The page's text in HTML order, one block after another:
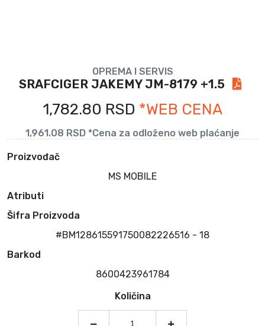
OPREMA I SERVIS
SRAFCIGER JAKEMY JM-8179 +1.5
1,782.80 RSD *WEB CENA
1,961.08 RSD *Cena za odloženo web plaćanje
Proizvođač
MS MOBILE
Atributi
Šifra Proizvoda
#BM128615591750082226516 - 18
Barkod
8600423961784
Količina